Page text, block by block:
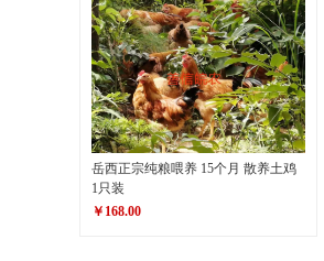
岳西正宗纯粮喂养 15个月 散养土鸡
1只装
￥168.00